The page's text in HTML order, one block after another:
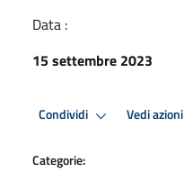
Data :
15 settembre 2023
Condividi Vedi azioni
Categorie: